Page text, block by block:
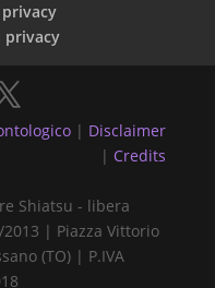
privacy
| Disclaimer
| Credits
Shiatsu - libera
| Piazza Vittorio
(TO) | P.IVA